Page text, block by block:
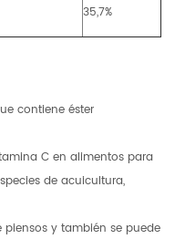
35,7%
contiene éster
C en alimentos para
de acuicultura,
y también se puede